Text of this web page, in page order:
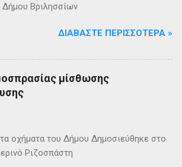
Δήμου Βριλησσίων
ΔΙΑΒΆΣΤΕ ΠΕΡΙΣΣΌΤΕΡΑ »
μίσθωσης
τα οχήματα του Δήμου Δημοσιεύθηκε στο
Ριζοσπάστη